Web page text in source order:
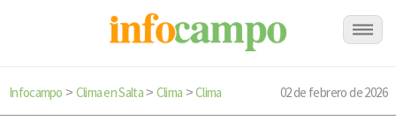
Infocampo > Clima en Salta> Clima >Clima 02 de febrero de 2026